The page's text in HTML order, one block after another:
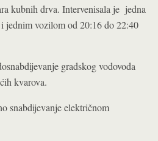
kubnih drva. Intervenisala je jedna
i jednim vozilom od 20:16 do 22:40
gradskog vodovoda
kvarova.
snabdijevanje električnom